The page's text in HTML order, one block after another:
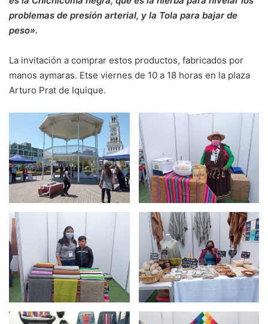
problemas de presión arterial, y la Tola para bajar de
peso».
La invitación a comprar estos productos, fabricados por
manos aymaras. Etse viernes de 10 a 18 horas en la plaza
Arturo Prat de Iquique.